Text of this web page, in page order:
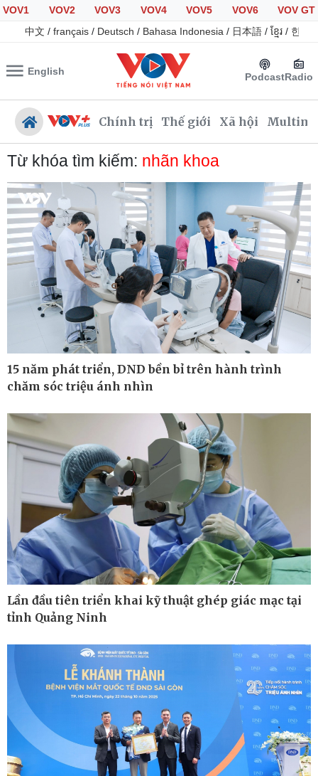
VOV1 VOV2 VOV3 VOV4 VOV5 VOV6
VOV GT
中文 / français / Deutsch / Bahasa Indonesia / 日本語 / ខ្មែរ / 한국
English PodcastRadio
Chính trị Thế giới Xã hội
Chính trị
Đảng
Tổ chức nhân sự
Quốc hội
Nhận diện sự thật
Tin 24h
Giáo dục
Dự báo thời tiết
Dấu ấn VOV
Việc làm
Biển đảo
Thế giới
Quan sát
Cuộc sống đó đây
Multimedia
Ảnh
Video
E-Magazine
Infographic
Kinh tế
Từ khóa tìm kiếm: nhãn khoa
15 năm phát triển, DND bền bỉ trên hành trình
chăm sóc triệu ánh nhìn
Lần đầu tiên triển khai kỹ thuật ghép giác mạc tại
tỉnh Quảng Ninh